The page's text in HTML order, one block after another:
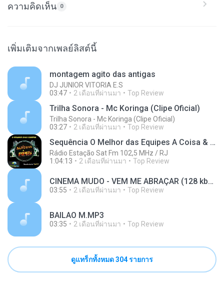
ความคิดเห็น 0
เพิ่มเติมจากเพลย์ลิสต์นี้
montagem agito das antigas
DJ JUNIOR VITORIA E.S
03:47
2 เดือนที่ผ่านมา Top Review
Trilha Sonora - Mc Koringa (Clipe Oficial)
Trilha Sonora - Mc Koringa (Clipe Oficial)
03:27
2 เดือนที่ผ่านมา Top Review
Sequência O Melhor das Equipes A Coisa & Pipo's - Rap's
Rádio Estação Sat Fm 102,5 MHz / RJ
1:04:13
2 เดือนที่ผ่านมา Top Review
CINEMA MUDO - VEM ME ABRAÇAR (128 kbps).mp3
03:55 2 เดือนที่ผ่านมา Top Review
BAILAO M.MP3
03:35 2 เดือนที่ผ่านมา Top Review
ดูแทร็กทั้งหมด 304 รายการ